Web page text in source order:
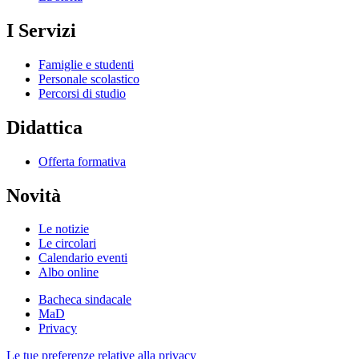
I Servizi
Famiglie e studenti
Personale scolastico
Percorsi di studio
Didattica
Offerta formativa
Novità
Le notizie
Le circolari
Calendario eventi
Albo online
Bacheca sindacale
MaD
Privacy
Le tue preferenze relative alla privacy